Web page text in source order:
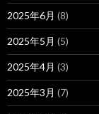
2025年6月 (8)
2025年5月 (5)
2025年4月 (3)
2025年3月 (7)